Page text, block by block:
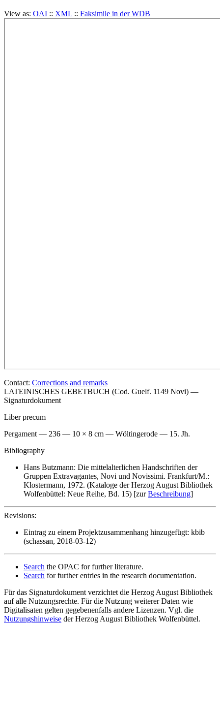
View as: OAI :: XML :: Faksimile in der WDB
Contact: Corrections and remarks
LATEINISCHES GEBETBUCH (Cod. Guelf. 1149 Novi) —
Signaturdokument
Liber precum
Pergament — 236 — 10 × 8 cm — Wöltingerode — 15. Jh.
Bibliography
Hans Butzmann: Die mittelalterlichen Handschriften der
Gruppen Extravagantes, Novi und Novissimi. Frankfurt/M.:
Klostermann, 1972. (Kataloge der Herzog August Bibliothek
Wolfenbüttel: Neue Reihe, Bd. 15) [zurBeschreibung]
Revisions:
Eintrag zu einem Projektzusammenhang hinzugefügt: kbib
(schassan, 2018-03-12)
Search the OPAC for further literature.
Search for further entries in the research documentation.
Für das Signaturdokument verzichtet die Herzog August Bibliothek
auf alle Nutzungsrechte. Für die Nutzung weiterer Daten wie
Digitalisaten gelten gegebenenfalls andere Lizenzen. Vgl. die
Nutzungshinweise der Herzog August Bibliothek Wolfenbüttel.